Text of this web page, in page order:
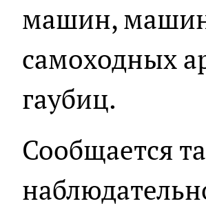
машин,
самоходных
гаубиц.
Сообщается